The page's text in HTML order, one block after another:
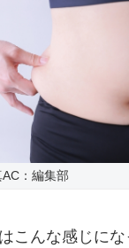
：編集部
こんな感じにな